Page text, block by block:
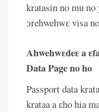
kratasin no mu no
ɔrehwehwɛ visa
Ahwehwɛdeɛ a
Data Page no ho
Passport data
krataa a ɛho hia